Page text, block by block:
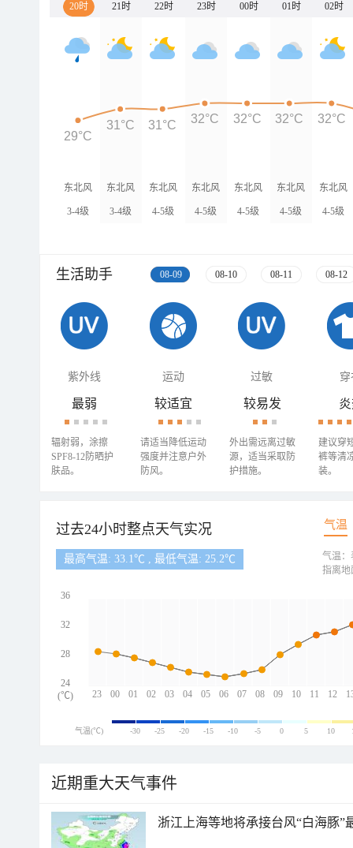
20时 21时 22时 23时 00时 01时 02时
东北风
3-4级
东北风
3-4级
东北风
4-5级
东北风
4-5级
东北风
4-5级
东北风
4-5级
东北风
4-5级
29°C
31°C 31°C 32°C 32°C 32°C 32°C
生活助手 08-09 08-10 08-11 08-12
紫外线 运动 过敏 穿
最弱
辐射弱，涂擦
SPF8-12防晒护
肤品。
较适宜
请适当降低运动
强度并注意户外
防风。
较易发
外出需远离过敏
源，适当采取防
护措施。
建议穿
裤等清
装。
过去24小时整点天气实况 气温
最高气温: 33.1℃ , 最低气温: 25.2℃
23 00 01 02 03 04 05 06 07 08 09 10 11 12
36
32
28
24
(℃)
气温：
指离地
气温(℃) -30 -25 -20 -15 -10 -5 0 5 10
近期重大天气事件
浙江上海等地将承接台风“白海豚”